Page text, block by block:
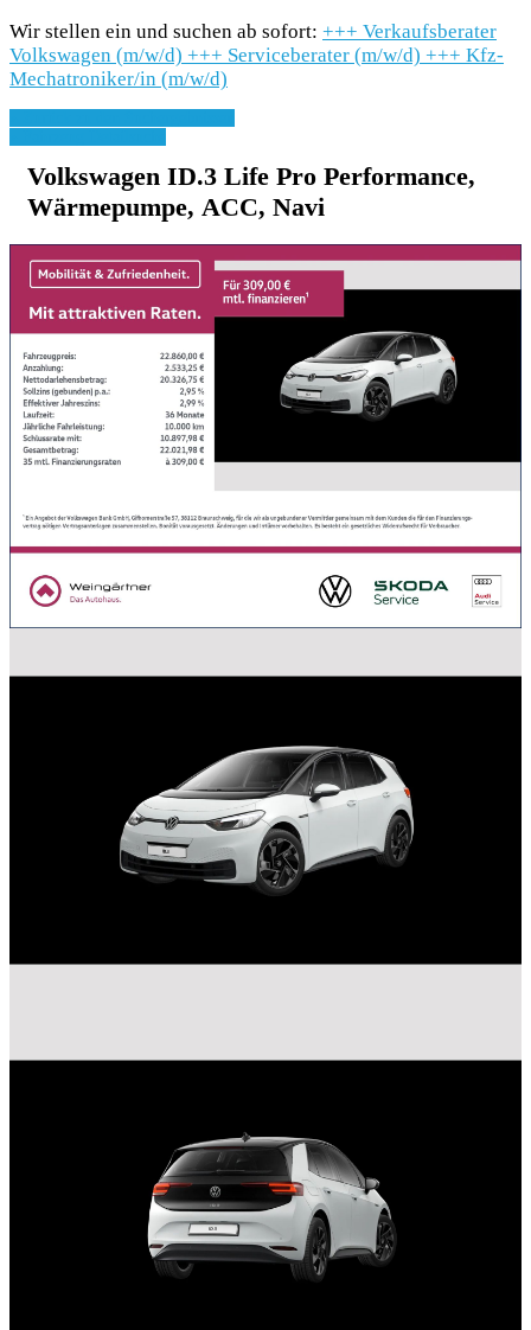
Wir stellen ein und suchen ab sofort: +++ Verkaufsberater
Volkswagen (m/w/d) +++ Serviceberater (m/w/d) +++ Kfz-
Mechatroniker/in (m/w/d)
Volkswagen ID.3 Life Pro Performance,
Wärmepumpe, ACC, Navi